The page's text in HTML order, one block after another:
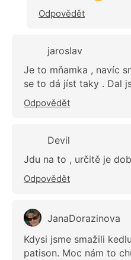
Odpovědět
jaroslav
Je to mňamka , navíc
se to dá jíst taky . Dal
Odpovědět
Devil
Jdu na to , určitě je
Odpovědět
JanaDorazinova
Kdysi jsme smažili
patison. Moc nám to